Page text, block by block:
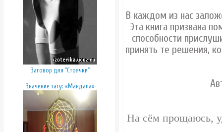
Заговор для "Стоячки"
Значение тату: «Мандала»
В каждом из нас
Эта книга призвана
способности
принять те решения,
На сём прощаюсь,